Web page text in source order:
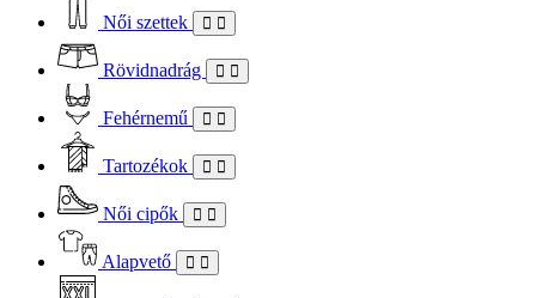
Női szettek
Rövidnadrág
Fehérnemű
Tartozékok
Női cipők
Alapvető